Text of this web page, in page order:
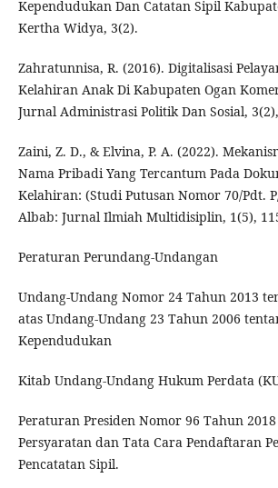
Kependudukan Dan Catatan Sipil
Kertha Widya, 3(2).
Zahratunnisa, R. (2016). Digitalisasi
Kelahiran Anak Di Kabupaten Ogan
Jurnal Administrasi Politik Dan Sosial,
Zaini, Z. D., & Elvina, P. A. (2022).
Nama Pribadi Yang Tercantum Pada
Kelahiran: (Studi Putusan Nomor 70/Pdt.
Albab: Jurnal Ilmiah Multidisiplin, 1(5),
Peraturan Perundang-Undangan
Undang-Undang Nomor 24 Tahun 2013
atas Undang-Undang 23 Tahun 2006
Kependudukan
Kitab Undang-Undang Hukum Perdata
Peraturan Presiden Nomor 96 Tahun
Persyaratan dan Tata Cara Pendaftaran
Pencatatan Sipil.